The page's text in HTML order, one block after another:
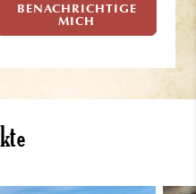
BENACHRICHTIGE
MICH
Normaler
Preis
4,70€